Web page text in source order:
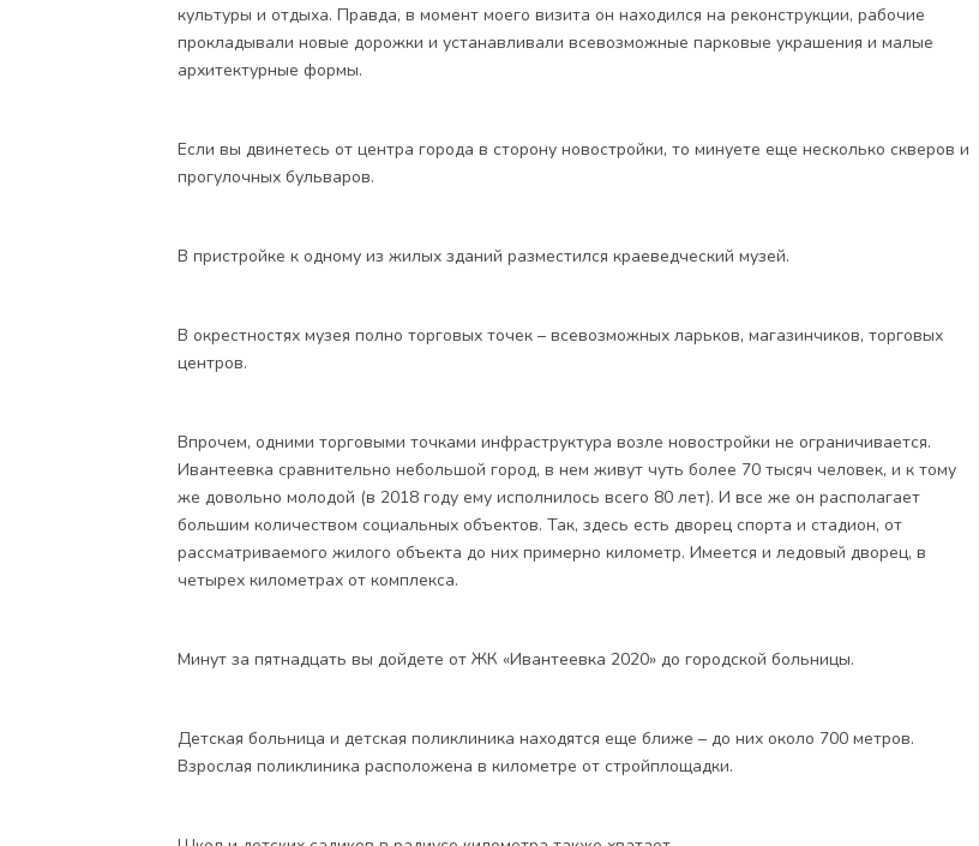
культуры и отдыха. Правда, в момент моего визита он находился на реконструкции, рабочие
прокладывали новые дорожки и устанавливали всевозможные парковые украшения и малые
архитектурные формы.
Если вы двинетесь от центра города в сторону новостройки, то минуете еще несколько скверов и
прогулочных бульваров.
В пристройке к одному из жилых зданий разместился краеведческий музей.
В окрестностях музея полно торговых точек – всевозможных ларьков, магазинчиков, торговых
центров.
Впрочем, одними торговыми точками инфраструктура возле новостройки не ограничивается.
Ивантеевка сравнительно небольшой город, в нем живут чуть более 70 тысяч человек, и к тому
же довольно молодой (в 2018 году ему исполнилось всего 80 лет). И все же он располагает
большим количеством социальных объектов. Так, здесь есть дворец спорта и стадион, от
рассматриваемого жилого объекта до них примерно километр. Имеется и ледовый дворец, в
четырех километрах от комплекса.
Минут за пятнадцать вы дойдете от ЖК «Ивантеевка 2020» до городской больницы.
Детская больница и детская поликлиника находятся еще ближе – до них около 700 метров.
Взрослая поликлиника расположена в километре от стройплощадки.